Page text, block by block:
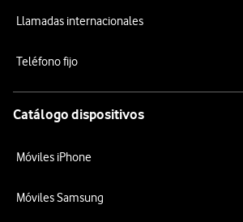
Llamadas internacionales
Teléfono fijo
Catálogo dispositivos
Móviles iPhone
Móviles Samsung